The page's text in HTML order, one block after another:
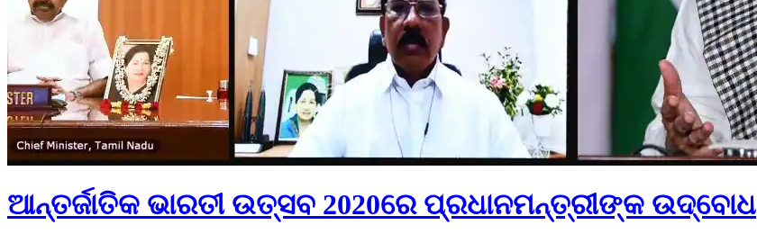
ଆନ୍ତର୍ଜାତିକ ଭାରତୀ ଉତ୍ସବ 2020ରେ ପ୍ରଧାନମନ୍ତ୍ରୀଙ୍କ ଉଦ୍‌ବୋଧ